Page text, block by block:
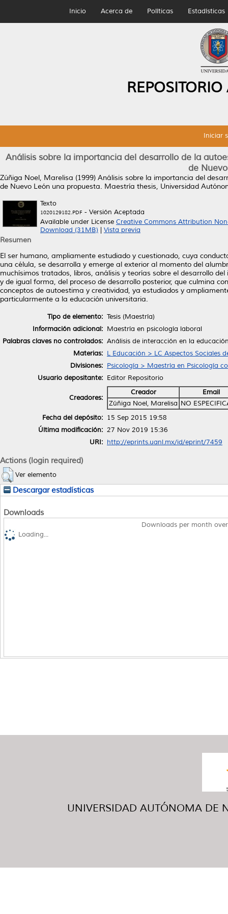
Inicio Acerca de Políticas Estadísticas
Iniciar
Análisis sobre la importancia del desarrollo de la
de
Zúñiga Noel, Marelisa (1999) Análisis sobre la importancia del
de Nuevo León una propuesta. Maestría thesis, Universidad
Texto
1020129182.PDF - Versión Aceptada
Available under License Creative Commons Attribution
Download (31MB)
Vista previa
Resumen
El ser humano, ampliamente estudiado y cuestionado, cuya
una célula, se desarrolla y emerge al exterior al momento del
muchísimos tratados, libros, análisis y teorías sobre el desarrollo
y de igual forma, del proceso de desarrollo posterior, que culmina
conceptos de autoestima y creatividad, ya estudiados y
particularmente a la educación universitaria.
Tipo de elemento: Tesis (Maestría)
Información adicional: Maestría en psicología laboral
Palabras claves no controlados: Análisis de interacción en la
Materias: L Educación > LC Aspectos Sociales
Divisiones: Psicología > Maestría en Psicología
Usuario depositante: Editor Repositorio
Creadores:
Creador
Email
Zúñiga Noel, Marelisa NO
Fecha del depósito: 15 Sep 2015 19:58
Última modificación: 27 Nov 2019 15:36
URI: http://eprints.uanl.mx/id/eprint/7459
Actions (login required)
Ver elemento
Descargar estadísticas
Downloads
Downloads per month
Loading...
UNIVERSIDAD AUTÓNOMA DE